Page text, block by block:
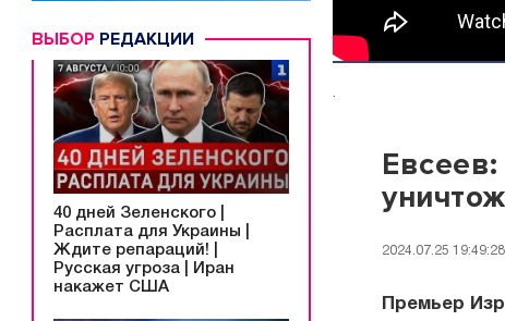
ВЫБОР РЕДАКЦИИ
40 дней Зеленского |
Расплата для Украины |
Ждите репараций! |
Русская угроза | Иран
накажет США
.
2024.07.25 19:49:28
Премьер